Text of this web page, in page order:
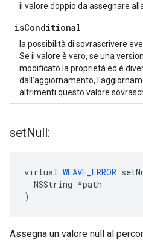
il valore doppio da assegnare
isConditional
la possibilità di sovrascrivere
Se il valore è vero, se una
modificato la proprietà ed è
dall'aggiornamento,
altrimenti questo valore
setNull:
virtual WEAVE_ERROR
  NSString *path
)
Assegna un valore null al